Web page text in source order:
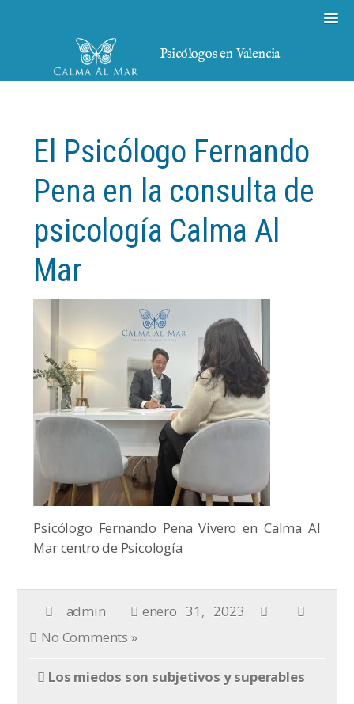
Psicólogos en Valencia
El Psicólogo Fernando
Pena en la consulta de
psicología Calma Al
Mar
Psicólogo Fernando Pena Vivero en Calma Al
Mar centro de Psicología
admin
enero 31, 2023
No Comments »
Los miedos son subjetivos y superables